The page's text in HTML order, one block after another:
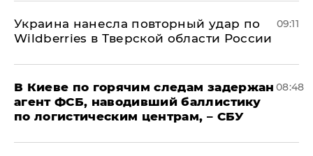
Украина нанесла повторный удар по
Wildberries в Тверской области России
09:11
В Киеве по горячим следам задержан
агент ФСБ, наводивший баллистику
по логистическим центрам, – СБУ
08:48